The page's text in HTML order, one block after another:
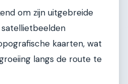
om zijn uitgebreide
kaarten, wat
langs de route te